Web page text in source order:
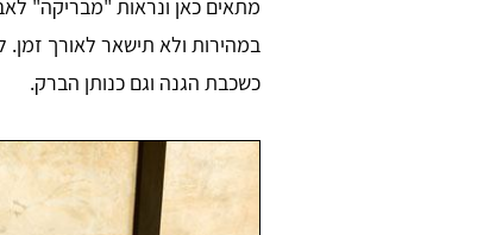
מתאים כאן ונראות "מבריקה"
במהירות ולא תישאר לאורך זמן.
כשכבת הגנה וגם כנותן הברק.
Daniel Zafrani